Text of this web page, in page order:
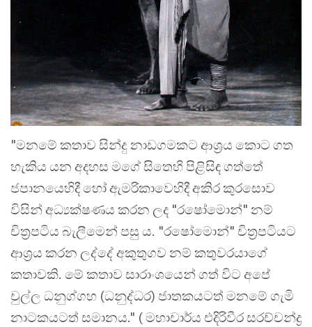
"මනමේ කතාව සින්දු නාඩගමකට ආශ්‍රය කොට ගත
හැකිය යන අදහස මගේ සිතෙහි පිළිසිඳ ගත්තේ
ජපානයෙහිදී හෝ ඇමරිකාවෙහිදී අකිර කුරසොව
විසින් අධ්‍යක්ෂණය කරන ලද "රෂෝමොන්" නම්
චිත්‍රපටිය බැලීමෙන් පසු ය. "රෂෝමොන්" චිත්‍රපටියට
ආශ්‍රය කරන ලද්දේ අකුතුගව නම් කතුවරයාගේ
කතාවකි. මේ කතාව සාරාංශයෙන් ගත් විට අපේ
චුල්ල ධනුග්ගහ (ධනුද්ධර) ජාතකයටත් මනමේ ගැමි
නාටකයටත් සමානය." ( මහාචාර්ය එදිරිවීර සරච්චන්ද්‍ර